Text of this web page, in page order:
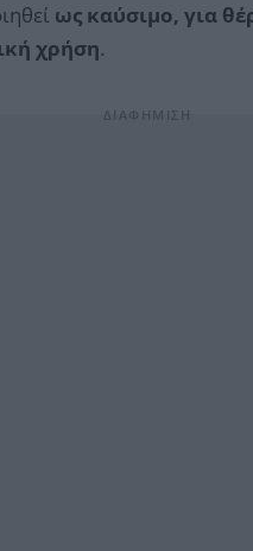
ως καύσιμο, για
χρήση.